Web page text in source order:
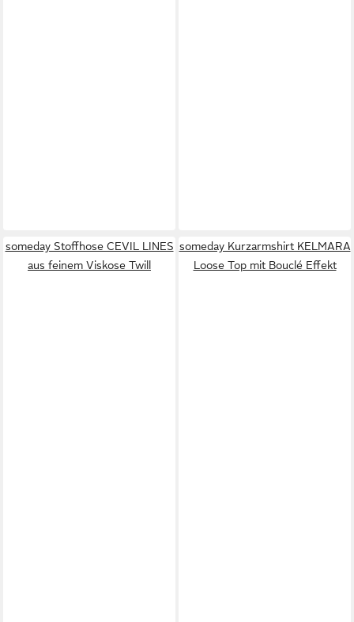
someday Stoffhose CEVIL LINES
aus feinem Viskose Twill
someday Kurzarmshirt KELMARA
Loose Top mit Bouclé Effekt